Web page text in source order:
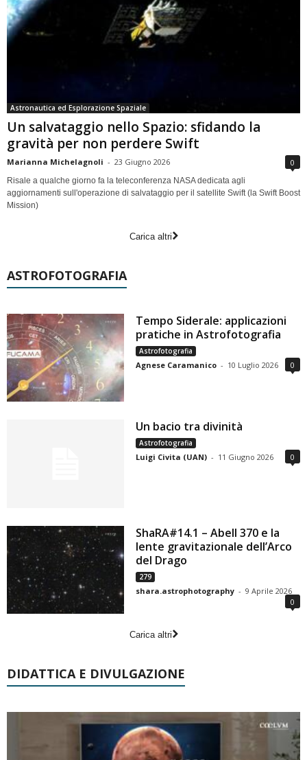
Astronautica ed Esplorazione Spaziale
Un salvataggio nello Spazio: sfidando la
gravità per non perdere Swift
Marianna Michelagnoli - 23 Giugno 2026 0
Risale a qualche giorno fa la teleconferenza NASA dedicata agli
aggiornamenti sull'operazione di salvataggio per il satellite Swift (la Swift Boost
Mission)
Carica altri
ASTROFOTOGRAFIA
Tempo Siderale: applicazioni
pratiche in Astrofotografia
Astrofotografia
Agnese Caramanico - 10 Luglio 2026 0
Un bacio tra divinità
Astrofotografia
Luigi Civita (UAN) - 11 Giugno 2026 0
ShaRA#14.1 – Abell 370 e la
lente gravitazionale dell’Arco
del Drago
279
shara.astrophotography - 9 Aprile 2026
0
Carica altri
DIDATTICA E DIVULGAZIONE